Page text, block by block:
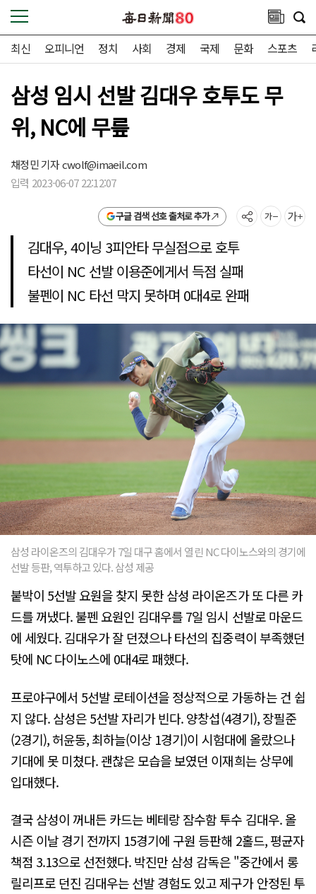
최신 오피니언 정치 사회 경제 국제 문화 스포츠
삼성 임시 선발 김대우 호투도 무
위, NC에 무릎
채정민 기자cwolf@imaeil.com
입력 2023-06-07 22:12:07
구글 검색 선호 출처로 추가
김대우, 4이닝 3피안타 무실점으로 호투
타선이 NC 선발 이용준에게서 득점 실패
불펜이 NC 타선 막지 못하며 0대4로 완패
삼성 라이온즈의 김대우가 7일 대구 홈에서 열린 NC 다이노스와의 경기에
선발 등판, 역투하고 있다. 삼성 제공
붙박이 5선발 요원을 찾지 못한 삼성 라이온즈가 또 다른 카
드를 꺼냈다. 불펜 요원인 김대우를 7일 임시 선발로 마운드
에 세웠다. 김대우가 잘 던졌으나 타선의 집중력이 부족했던
탓에 NC 다이노스에 0대4로 패했다.
프로야구에서 5선발 로테이션을 정상적으로 가동하는 건 쉽
지 않다. 삼성은 5선발 자리가 빈다. 양창섭(4경기), 장필준
(2경기), 허윤동, 최하늘(이상 1경기)이 시험대에 올랐으나
기대에 못 미쳤다. 괜찮은 모습을 보였던 이재희는 상무에
입대했다.
결국 삼성이 꺼내든 카드는 베테랑 잠수함 투수 김대우. 올
시즌 이날 경기 전까지 15경기에 구원 등판해 2홀드, 평균자
책점 3.13으로 선전했다. 박진만 삼성 감독은 "중간에서 롱
릴리프로 던진 김대우는 선발 경험도 있고 제구가 안정된 투